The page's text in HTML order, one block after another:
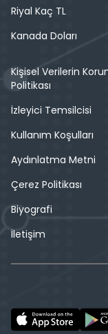
Riyal Kaç TL
Kanada Doları
Kişisel Verilerin
Politikası
İzleyici Temsilcisi
Kullanım Koşulları
Aydınlatma Metni
Çerez Politikası
Biyografi
İletişim